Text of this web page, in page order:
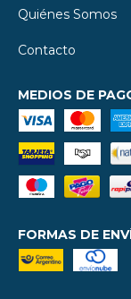
Quiénes Somos
Contacto
MEDIOS DE
FORMAS DE